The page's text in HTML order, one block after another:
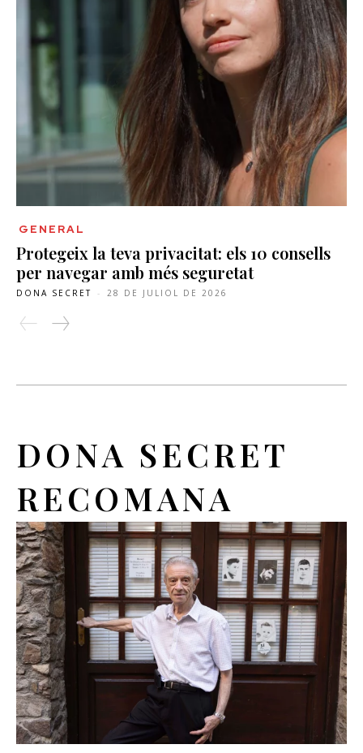
GENERAL
Protegeix la teva privacitat: els 10 consells
per navegar amb més seguretat
DONA SECRET - 28 DE JULIOL DE 2026
DONA SECRET
RECOMANA